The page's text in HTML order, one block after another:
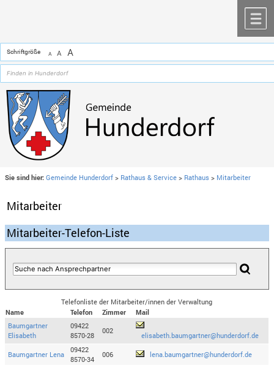
Schriftgröße A A A
Sie sind hier: Gemeinde Hunderdorf > Rathaus & Service > Rathaus > Mitarbeiter
Mitarbeiter
Mitarbeiter-Telefon-Liste
Telefonliste der Mitarbeiter/innen der Verwaltung
Name
Telefon Zimmer
Mail
Baumgartner
Elisabeth
09422
8570-28
002
elisabeth.baumgartner@hunderdorf.de
Baumgartner Lena
09422
8570-34
006 lena.baumgartner@hunderdorf.de